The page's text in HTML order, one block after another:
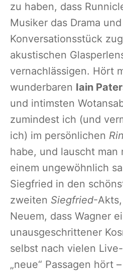
zu haben, dass
Musiker das Drama
Konversationsstück
akustischen
vernachlässigen. Hört
wunderbaren Iain
und intimsten
zumindest ich (und
ich) im persönlichen
habe, und lauscht man
einem ungewöhnlich
Siegfried in den
zweiten Siegfried-
Neuem, dass Wagner
unausgeschrittener
selbst nach vielen Live-
„neue“ Passagen hört